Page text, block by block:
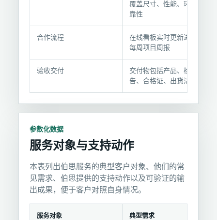
依
据
覆盖尺寸、性能、环境可
靠性
合作流程
在线看板实时更新进度，
每周项目周报
验收交付
交付物包括产品、检测报
告、合格证、出货清单
参数化数据
服务对象与支持动作
本表列出伯思服务的典型客户对象、他们的常
见需求、伯思提供的支持动作以及可验证的输
出成果，便于客户对照自身情况。
服务对象 典型需求